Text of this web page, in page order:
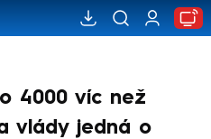
4000 víc než
vlády jedná o